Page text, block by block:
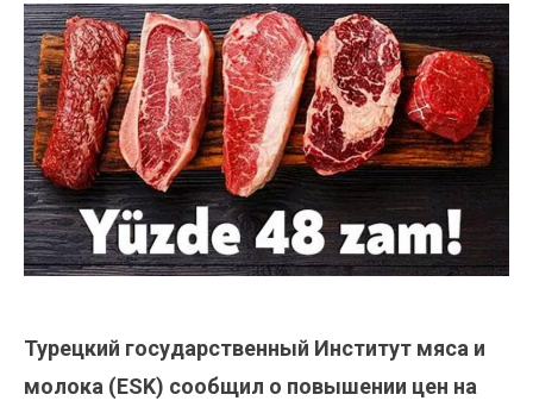
Турецкий государственный Институт мяса и
молока (ESK) сообщил о повышении цен на